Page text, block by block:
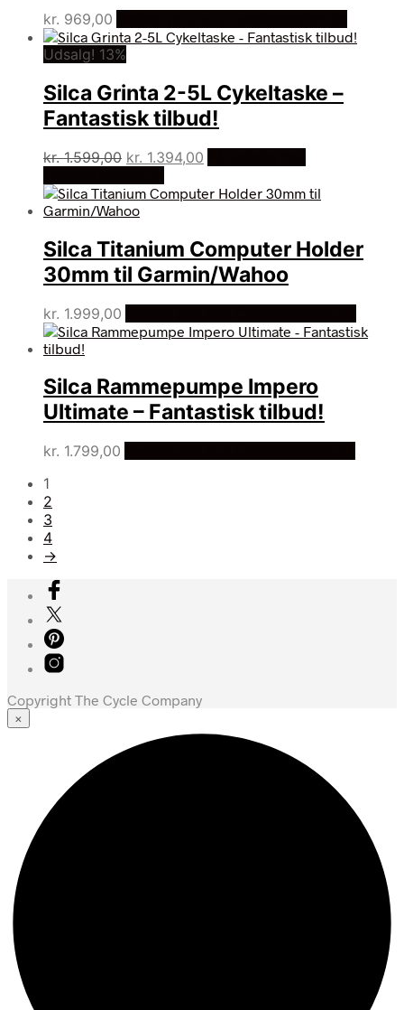
kr. 969,00
Udsalg! 13%
Silca Grinta 2-5L Cykeltaske –
Fantastisk tilbud!
kr.1.599,00 Den
pris
var:
kr. 1.394,00
pris
Silca Titanium Computer Holder
30mm til Garmin/Wahoo
kr. 1.999,00
Silca Rammepumpe Impero
Ultimate – Fantastisk tilbud!
kr. 1.799,00
1
2
3
4
→
Copyright The Cycle Company
×